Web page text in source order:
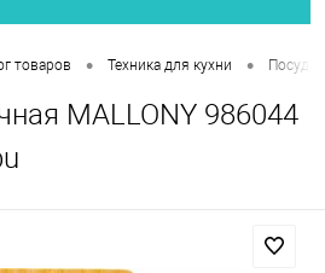
товаров • Техника для кухни • Посуда
MALLONY 986044